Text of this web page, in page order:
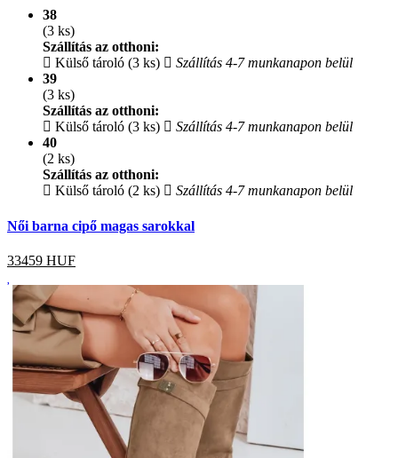
38
(3 ks)
Szállítás az otthoni:
Külső tároló (3 ks)
Szállítás 4-7 munkanapon belül
39
(3 ks)
Szállítás az otthoni:
Külső tároló (3 ks)
Szállítás 4-7 munkanapon belül
40
(2 ks)
Szállítás az otthoni:
Külső tároló (2 ks)
Szállítás 4-7 munkanapon belül
Női barna cipő magas sarokkal
33459 HUF